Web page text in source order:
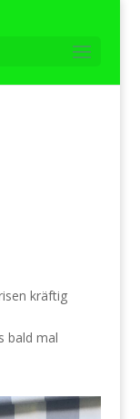
kräftig
bald mal